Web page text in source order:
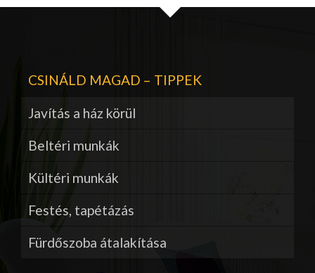
CSINÁLD MAGAD – TIPPEK
Javítás a ház körül
Beltéri munkák
Kültéri munkák
Festés, tapétázás
Fürdőszoba átalakítása